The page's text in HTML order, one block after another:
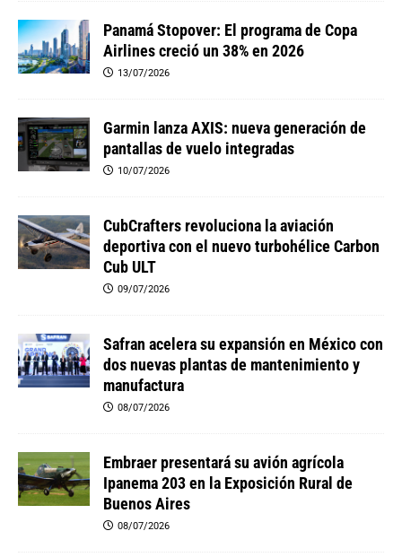
Panamá Stopover: El programa de Copa
Airlines creció un 38% en 2026
13/07/2026
Garmin lanza AXIS: nueva generación de
pantallas de vuelo integradas
10/07/2026
CubCrafters revoluciona la aviación
deportiva con el nuevo turbohélice Carbon
Cub ULT
09/07/2026
Safran acelera su expansión en México con
dos nuevas plantas de mantenimiento y
manufactura
08/07/2026
Embraer presentará su avión agrícola
Ipanema 203 en la Exposición Rural de
Buenos Aires
08/07/2026